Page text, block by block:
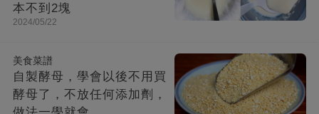
本不到2塊
2024/05/22
美食菜譜
自製酵母，學會以後不用買
酵母了，不放任何添加劑，